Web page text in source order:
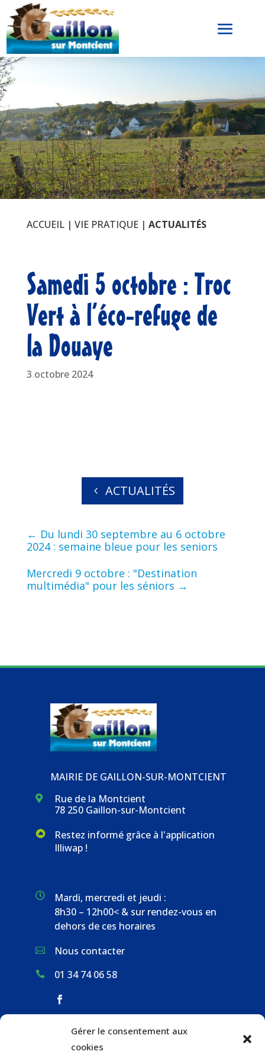
Gérer le consentement aux
cookies
ACCUEIL| VIE PRATIQUE| ACTUALITÉS
Samedi 5 octobre : Troc
Vert à l’éco-refuge de
la Douaye
3 octobre 2024
ACTUALITÉS
← Du lundi 30 septembre au 6 octobre
2024 : semaine bleue pour les seniors
Mercredi 9 octobre : "Destination
multimédia" pour les séniors →
MAIRIE DE GAILLON-SUR-MONTCIENT

Rue de la Montcient
78 250 Gaillon-sur-Montcient
Restez informé grâce à l'application
Illiwap !

Mardi, mercredi et jeudi :
8h30 – 12h00< & sur rendez-vous en
dehors de ces horaires
 Nous contacter
 01 34 74 06 58